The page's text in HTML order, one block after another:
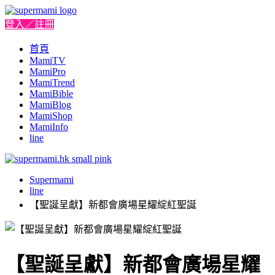
登入／註冊
首頁
MamiTV
MamiPro
MamiTrend
MamiBible
MamiBlog
MamiShop
MamiInfo
line
Supermami
line
【聖誕呈獻】新都會廣場星耀綻紅聖誕
【聖誕呈獻】新都會廣場星耀